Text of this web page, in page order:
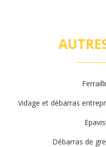
Vidage et débarras
Débarras de